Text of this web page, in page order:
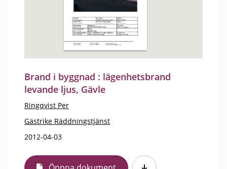
Brand i byggnad : lägenhetsbrand
levande ljus, Gävle
Ringqvist Per
Gästrike Räddningstjänst
2012-04-03